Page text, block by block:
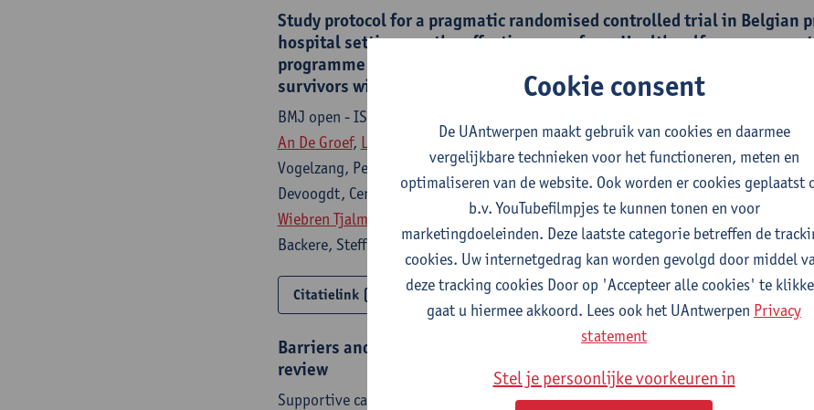
Study protocol for a pragmatic randomised controlled trial in Belgian
hospital settings on the effectiveness of an eHealth self-
programme consisting of pain education and coaching of activity
survivors with persistent pain : the PECAN trial
BMJ open - ISSN 2044-6055-15:8 (2025) p. 1-10
An De Groef, Lore Dams
, G. Lorimer Moseley, Lauren C. Heathcote, Louise K. Wiles,
Vogelzang, Peter Hibbert, Bart Morlion,Marthe Van Overbeke,Emma Tack,Sophie
Devoogdt, Ceren Gursen, Annick L. De Paepe,Michel Mertens,Josefien van Olmen,
Wiebren Tjalma
, Ines Nevelsteen, Patrick Neven, Rani Vanhoudt,Davina
Backere, Steffen Fieuws, Geert Crombez,Mira Meeus
Citatielink
Barriers and facilitators to physical activity in cancer survivors with
review
Supportive care in cancer - ISSN 0941-4355-31:12 (2023) p. 1-16
Cookie consent
De UAntwerpen maakt gebruik van cookies en daarmee
vergelijkbare technieken voor het functioneren, meten en
optimaliseren van de website. Ook worden er cookies geplaatst
b.v. YouTubefilmpjes te kunnen tonen en voor
marketingdoeleinden. Deze laatste categorie betreffen de
cookies. Uw internetgedrag kan worden gevolgd door middel
deze tracking cookies Door op 'Accepteer alle cookies' te
gaat u hiermee akkoord. Lees ook het UAntwerpen Privacy
statement
Stel je persoonlijke voorkeuren in